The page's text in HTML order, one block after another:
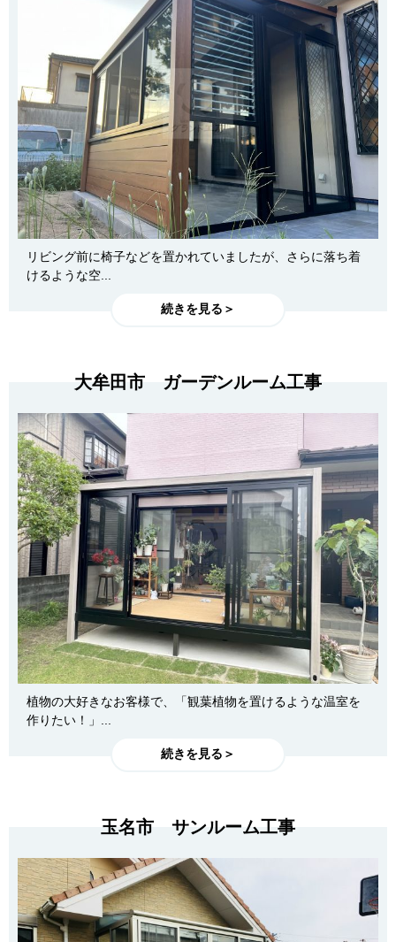
リビング前に椅子などを置かれていましたが、さらに落ち着
けるような空...
続きを見る＞
大牟田市 ガーデンルーム工事
植物の大好きなお客様で、「観葉植物を置けるような温室を
作りたい！」...
続きを見る＞
玉名市 サンルーム工事